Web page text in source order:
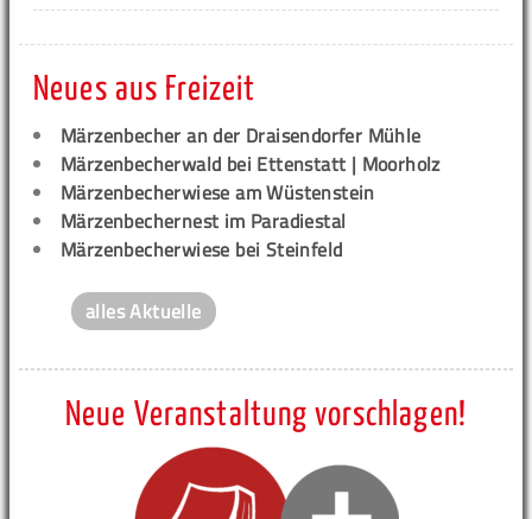
Neues aus Freizeit
Märzenbecher an der Draisendorfer Mühle
Märzenbecherwald bei Ettenstatt | Moorholz
Märzenbecherwiese am Wüstenstein
Märzenbechernest im Paradiestal
Märzenbecherwiese bei Steinfeld
alles Aktuelle
Neue Veranstaltung vorschlagen!